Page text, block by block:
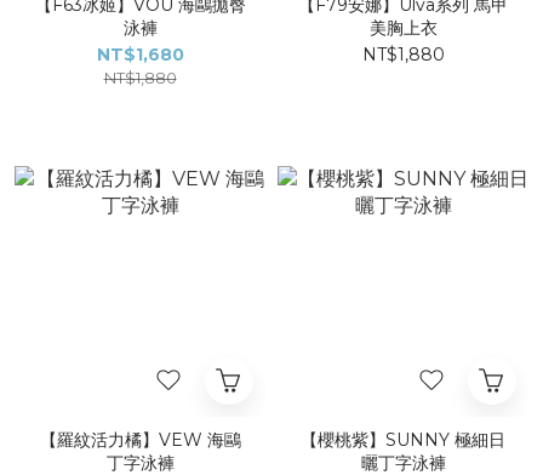
【F63冰姬】VOU 海鷗拋臀
泳褲
NT$1,680
NT$1,880
【F79安娜】Ulva系列 馬甲
美胸上衣
NT$1,880
【羅紋活力橘】VEW 海鷗
丁字泳褲
【櫻桃紫】SUNNY 極細日
曬丁字泳褲